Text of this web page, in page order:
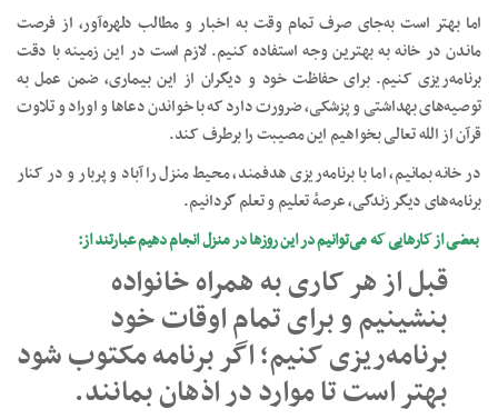
اما بهتر است به‌جای صرف تمام وقت به اخبار و مطالب دلهره‌آور، از فرصت
ماندن در خانه به بهترین وجه استفاده کنیم. لازم است در این زمینه با دقت
برنامه‌ریزی کنیم. برای حفاظت خود و دیگران از این بیماری، ضمن عمل به
توصیه‌های بهداشتی و پزشکی، ضرورت دارد که با خواندن دعاها و اوراد و تلاوت
قرآن از الله تعالی بخواهیم این مصیبت را برطرف کند.
در خانه بمانیم، اما با برنامه‌ریزی هدفمند، محیط منزل را آباد و پربار و در کنار
برنامه‌های دیگر زندگی، عرصهٔ تعلیم و تعلم گردانیم.
بعضیاز کارهایی که می‌توانیم در این روزها در منزل انجام دهیم عبارتند از:
قبل از هر کاری به همراه خانواده
بنشینیم و برای تمام اوقات خود
برنامه‌ریزی کنیم؛ اگر برنامه مکتوب شود
بهتر است تا موارد در اذهان بمانند.